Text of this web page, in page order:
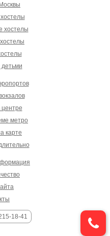
хостелы
метро
карте
18-41